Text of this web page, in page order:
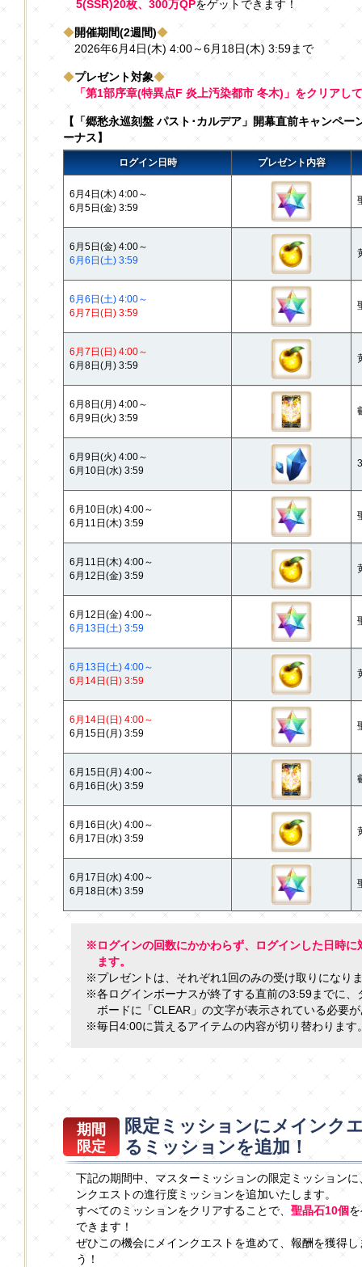
5(SSR)20枚、300万QPをゲットできます！
◆開催期間(2週間)◆
2026年6月4日(木) 4:00～6月18日(木) 3:59まで
◆プレゼント対象◆
「第1部序章(特異点F 炎上汚染都市 冬木)」をクリアし
【「郷愁永巡刻盤 パスト･カルデア」開幕直前キャンペ
ーナス】
ログイン日時 プレゼント内容
6月4日(木) 4:00～
6月5日(金) 3:59
6月5日(金) 4:00～
6月6日(土) 3:59
6月6日(土) 4:00～
6月7日(日) 3:59
6月7日(日) 4:00～
6月8日(月) 3:59
6月8日(月) 4:00～
6月9日(火) 3:59
6月9日(火) 4:00～
6月10日(水) 3:59
6月10日(水) 4:00～
6月11日(木) 3:59
6月11日(木) 4:00～
6月12日(金) 3:59
6月12日(金) 4:00～
6月13日(土) 3:59
6月13日(土) 4:00～
6月14日(日) 3:59
6月14日(日) 4:00～
6月15日(月) 3:59
6月15日(月) 4:00～
6月16日(火) 3:59
6月16日(火) 4:00～
6月17日(水) 3:59
6月17日(水) 4:00～
6月18日(木) 3:59
※ログインの回数にかかわらず、ログインした日時に
ます。
※プレゼントは、それぞれ1回のみの受け取りになり
※各ログインボーナスが終了する直前の3:59までに、
ボードに「CLEAR」の文字が表示されている必要
※毎日4:00に貰えるアイテムの内容が切り替わります
期間
限定
限定ミッションにメインク
るミッションを追加！
下記の期間中、マスターミッションの限定ミッションに
ンクエストの進行度ミッションを追加いたします。
すべてのミッションをクリアすることで、 聖晶石10個
できます！
ぜひこの機会にメインクエストを進めて、報酬を獲得し
う！